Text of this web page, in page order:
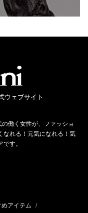
ウェブサイト
働く女性が、ファッショ
なれる！元気になれる！気
す。
めアイテム /